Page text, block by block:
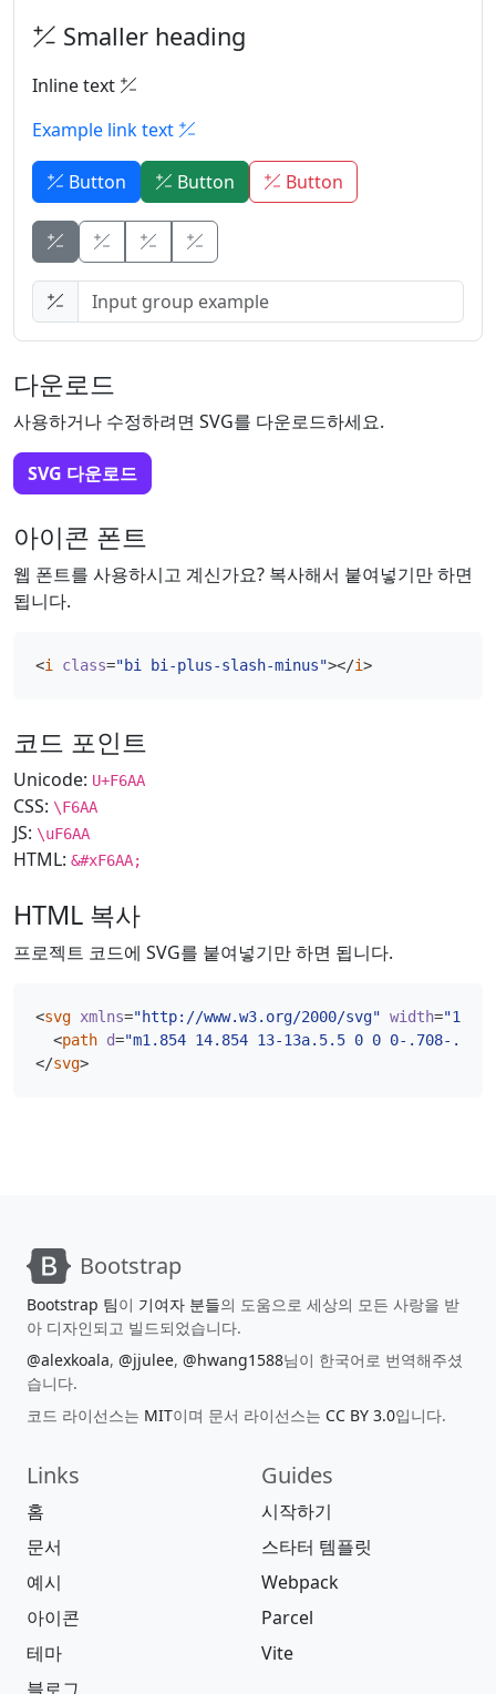
Smaller heading
Inline text
Example link text
Button Button Button
ButtonButtonButton
다운로드
사용하거나 수정하려면 SVG를 다운로드하세요.
SVG 다운로드
아이콘 폰트
웹 폰트를 사용하시고 계신가요? 복사해서 붙여넣기만 하면
됩니다.
<i class="bi bi-plus-slash-minus"></i>
코드 포인트
Unicode: U+F6AA
CSS: \F6AA
JS: \uF6AA
HTML: &#xF6AA;
HTML 복사
프로젝트 코드에 SVG를 붙여넣기만 하면 됩니다.
<svg xmlns="http://www.w3.org/2000/svg" width="16"
<path d="m1.854 14.854 13-13a.5.5 0 0 0-.708-
</svg>
Bootstrap
Bootstrap 팀이 기여자 분들의 도움으로 세상의 모든 사랑을 받
아 디자인되고 빌드되었습니다.
@alexkoala, @jjulee, @hwang1588님이 한국어로 번역해주셨
습니다.
코드 라이선스는 MIT이며 문서 라이선스는 CC BY 3.0입니다.
Links
홈
문서
예시
아이콘
테마
블로그
Guides
시작하기
스타터 템플릿
Webpack
Parcel
Vite